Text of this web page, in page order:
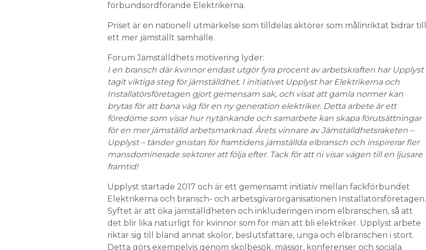
förbundsordförande Elektrikerna.
Priset är en nationell utmärkelse som tilldelas aktörer som målinriktat bidrar till
ett mer jämställt samhälle.
Forum Jämställdhets motivering lyder:
I en bransch där kvinnor endast utgör fyra procent av arbetskraften har Upplyst
tagit viktiga steg för jämställdhet. I initiativet Upplyst har Elektrikerna och
Installatörsföretagen gjort gemensam sak, och visat att gamla normer kan
brytas för att bana väg för en ny generation elektriker. Detta arbete är ett
föredöme som visar hur nytänkande och samarbete kan skapa förutsättningar
för en mer jämställd arbetsmarknad. Årets vinnare av Jämställdhetsraketen –
Upplyst – tänder gnistan för framtidens jämställda elbransch och inspirerar fler
mansdominerade sektorer att följa efter. Tack för att ni visar vägen till en ljusare
framtid!
Upplyst startade 2017 och är ett gemensamt initiativ mellan fackförbundet
Elektrikerna och bransch- och arbetsgivarorganisationen Installatörsföretagen.
Syftet är att öka jämställdheten och inkluderingen inom elbranschen, så att
det blir lika naturligt för kvinnor som för män att bli elektriker. Upplyst arbete
riktar sig till bland annat skolor, beslutsfattare, unga och elbranschen i stort.
Detta görs exempelvis genom skolbesök, mässor, konferenser och sociala